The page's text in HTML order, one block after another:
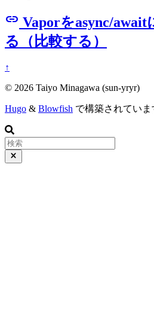
link Vaporをasync/
る（比較する）
↑
© 2026 Taiyo Minagawa (sun-yryr)
Hugo & Blowfish で構築されていま